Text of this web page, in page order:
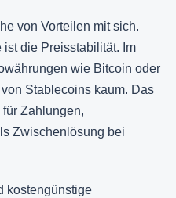
von Vorteilen mit sich.
die Preisstabilität. Im
wie Bitcoin oder
Stablecoins kaum. Das
Zahlungen,
Zwischenlösung bei
kostengünstige